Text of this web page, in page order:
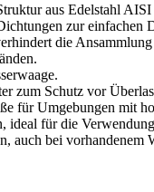
aus Edelstahl
zur einfachen
die Ansammlung
zum Schutz vor
für Umgebungen mit
ideal für die
auch bei vorhandenem